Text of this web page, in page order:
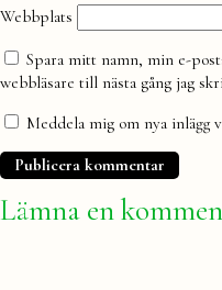
Webbplats
Spara mitt namn, min e-
webbläsare till nästa gång jag
Meddela mig om nya inlägg
Lämna en